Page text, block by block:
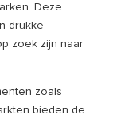
Deze
drukke
zoek zijn naar
zoals
bieden de